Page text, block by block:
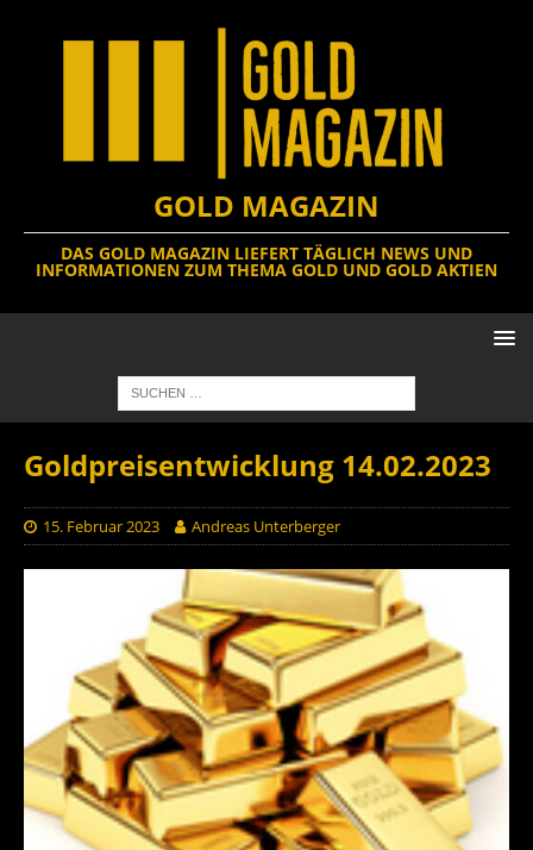
GOLD MAGAZIN
DAS GOLD MAGAZIN LIEFERT TÄGLICH NEWS UND
INFORMATIONEN ZUM THEMA GOLD UND GOLD AKTIEN
Goldpreisentwicklung 14.02.2023
15. Februar 2023 Andreas Unterberger